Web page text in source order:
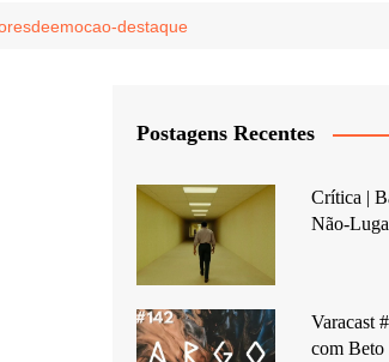
destaque
Postagens Recentes
Crítica |
Não-
Varacast
com